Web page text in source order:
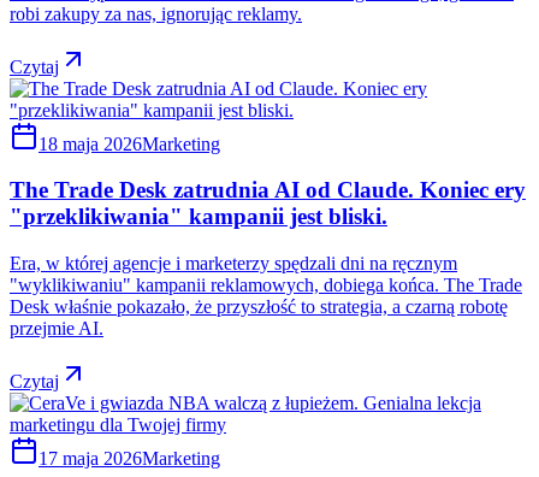
robi zakupy za nas, ignorując reklamy.
Czytaj
18 maja 2026Marketing
The Trade Desk zatrudnia AI od Claude. Koniec ery
"przeklikiwania" kampanii jest bliski.
Era, w której agencje i marketerzy spędzali dni na ręcznym
"wyklikiwaniu" kampanii reklamowych, dobiega końca. The Trade
Desk właśnie pokazało, że przyszłość to strategia, a czarną robotę
przejmie AI.
Czytaj
17 maja 2026Marketing